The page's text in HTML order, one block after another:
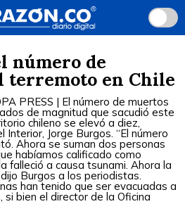
número de
terremoto en Chile
PRESS | El número de muertos
de magnitud que sacudió este
chileno se elevó a diez,
Jorge Burgos. “El número
Ahora se suman dos personas
habíamos calificado como
falleció a causa tsunami. Ahora la
Burgos a los periodistas.
han tenido que ser evacuadas a
bien el director de la Oficina